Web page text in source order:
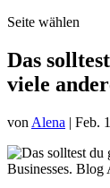
Seite wählen
Das
viele
von Alena | Feb.